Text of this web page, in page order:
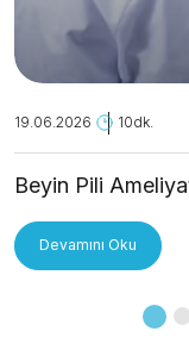
19.06.2026 10dk.
Beyin Pili
Devamını Oku